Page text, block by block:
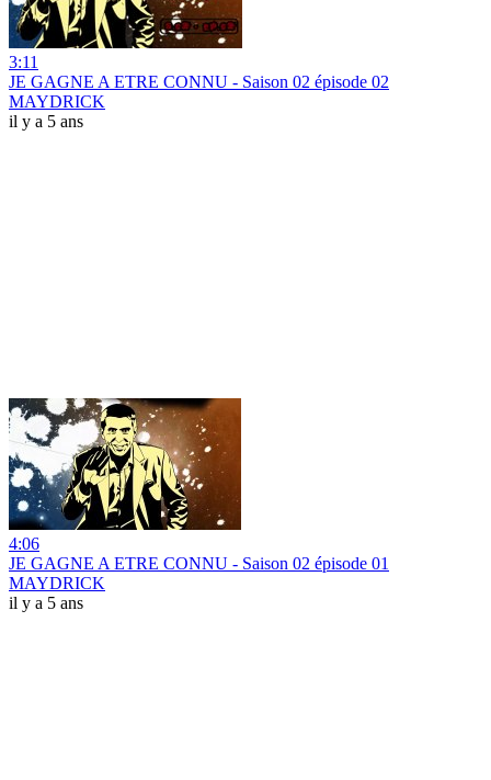
3:11
JE GAGNE A ETRE CONNU - Saison 02 épisode 02
MAYDRICK
il y a 5 ans
4:06
JE GAGNE A ETRE CONNU - Saison 02 épisode 01
MAYDRICK
il y a 5 ans